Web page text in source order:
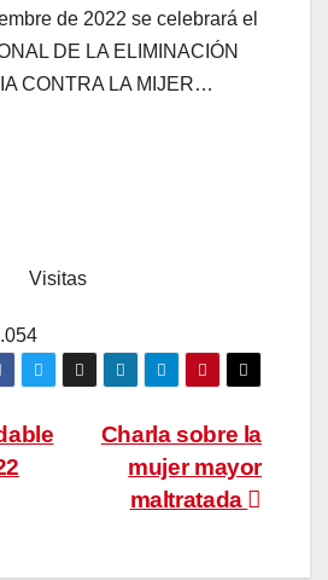
de 2022 se celebrará el
DE LA ELIMINACIÓN
CONTRA LA MIJER…
Visitas
Charla sobre la
mujer mayor
maltratada